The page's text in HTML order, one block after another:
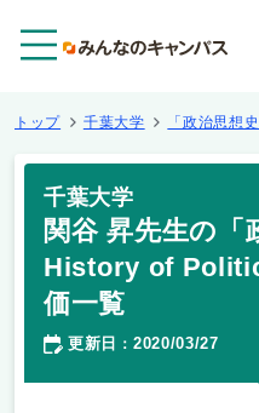
トップ 千葉大学 「政治思想
千葉大学
関谷 昇先生の「
History of
価一覧
更新日 ： 2020/03/27